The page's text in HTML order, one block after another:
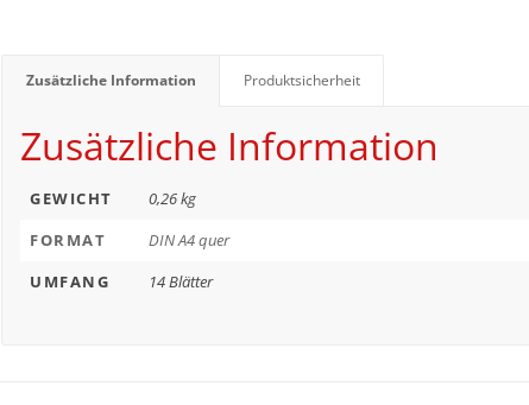
Zusätzliche Information Produktsicherheit
Zusätzliche Information
GEWICHT
0,26 kg
FORMAT
DIN A4 quer
UMFANG
14 Blätter